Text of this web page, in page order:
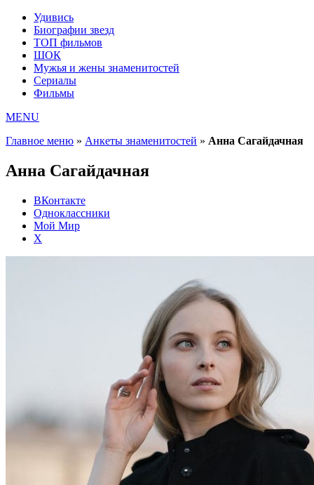
Удивись
Биографии звезд
ТОП фильмов
ШОК
Мужья и жены знаменитостей
Сериалы
Фильмы
MENU
Главное меню » Анкеты знаменитостей » Анна Сагайдачная
Анна Сагайдачная
ВКонтакте
Одноклассники
Мой Мир
X